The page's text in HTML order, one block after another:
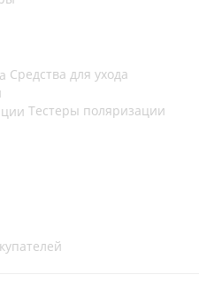
Средства для ухода
Тестеры поляризации